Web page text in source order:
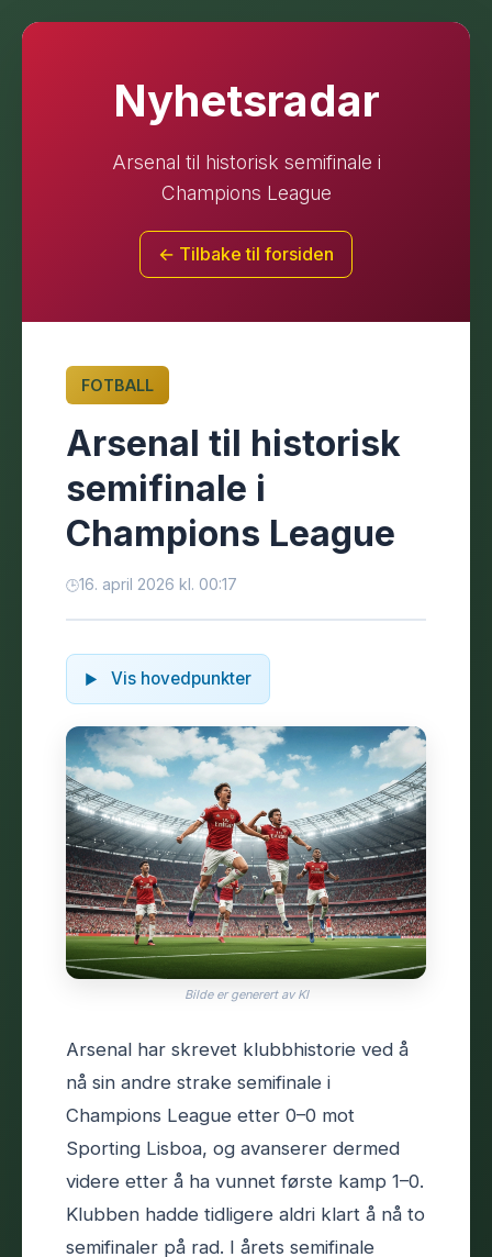
Nyhetsradar
Arsenal til historisk semifinale i
Champions League
← Tilbake til forsiden
FOTBALL
Arsenal til historisk
semifinale i
Champions League
16. april 2026 kl. 00:17
Vis hovedpunkter
Bilde er generert av KI
Arsenal har skrevet klubbhistorie ved å
nå sin andre strake semifinale i
Champions League etter 0–0 mot
Sporting Lisboa, og avanserer dermed
videre etter å ha vunnet første kamp 1–0.
Klubben hadde tidligere aldri klart å nå to
semifinaler på rad. I årets semifinale